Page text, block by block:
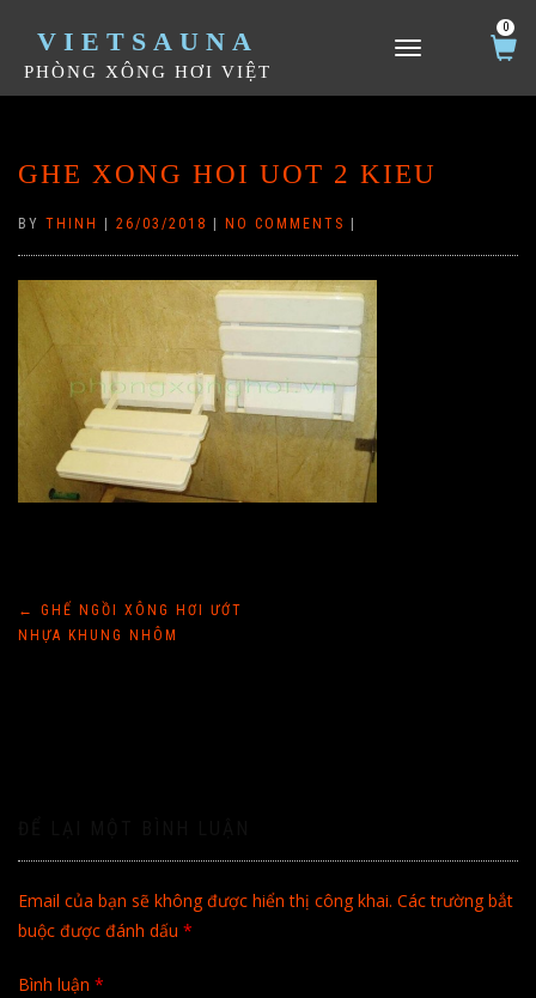
VIETSAUNA
PHÒNG XÔNG HƠI VIỆT
TOGGLE NAVIGATION
0
GHE XONG HOI UOT 2 KIEU
BY THINH 26/03/2018 NO COMMENTS
Điều
←
GHẾ NGỒI XÔNG HƠI ƯỚT
NHỰA KHUNG NHÔM
Email của bạn sẽ không được hiển thị công khai. Các trường bắt
buộc được đánh dấu *
Bình luận *